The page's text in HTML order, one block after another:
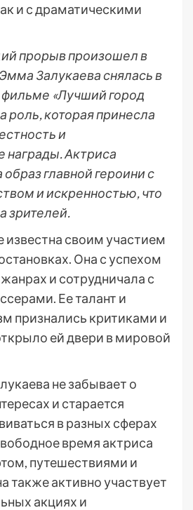
и с драматическими
прорыв произошел в
Эмма Залукаева снялась в
«Лучший город
роль, которая принесла
и
награды. Актриса
главной героини с
и искренностью, что
зрителей.
известна своим участием
Она с успехом
и сотрудничала с
Ее талант и
признались критиками и
ей двери в мировой
не забывает о
и старается
в разных сферах
время актриса
путешествиями и
также активно участвует
акциях и